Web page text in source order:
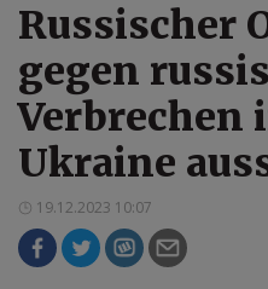
Russischer
gegen
Verbrechen
Ukraine
19.12.2023 10:07